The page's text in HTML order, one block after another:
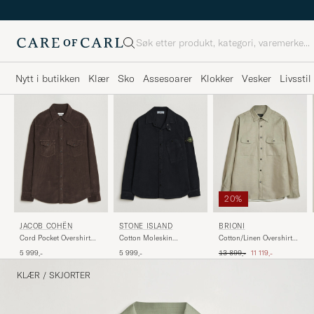
Søk
Nytt i butikken Klær Sko Assesoarer Klokker Vesker Livsstil
JACOB COHËN
Cord Pocket Overshirt
5 999,-
STONE ISLAND
Cotton Moleskin
5 999,-
20%
BRIONI
Cotton/Linen Overshirt
Ordinær pris
13 899,- Nedsatt pris
11 119,-
KLÆR / SKJORTER